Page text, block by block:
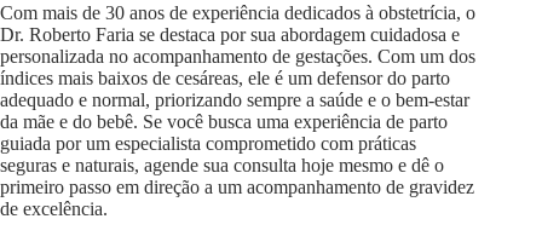
Com mais de 30 anos de experiência dedicados à obstetrícia, o
Dr. Roberto Faria se destaca por sua abordagem cuidadosa e
personalizada no acompanhamento de gestações. Com um dos
índices mais baixos de cesáreas, ele é um defensor do parto
adequado e normal, priorizando sempre a saúde e o bem-estar
da mãe e do bebê. Se você busca uma experiência de parto
guiada por um especialista comprometido com práticas
seguras e naturais, agende sua consulta hoje mesmo e dê o
primeiro passo em direção a um acompanhamento de gravidez
de excelência.